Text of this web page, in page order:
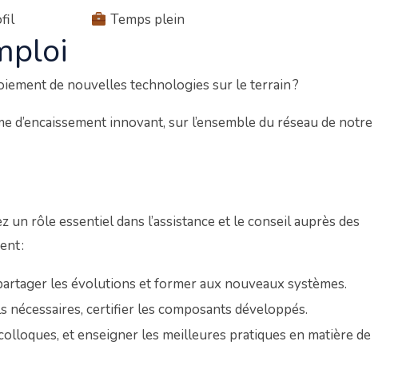
Temps plein
de nouvelles technologies sur le terrain ?
innovant, sur l’ensemble du réseau de notre
rôle essentiel dans l’assistance et le conseil auprès des
:
les évolutions et former aux nouveaux systèmes.
certifier les composants développés.
et enseigner les meilleures pratiques en matière de